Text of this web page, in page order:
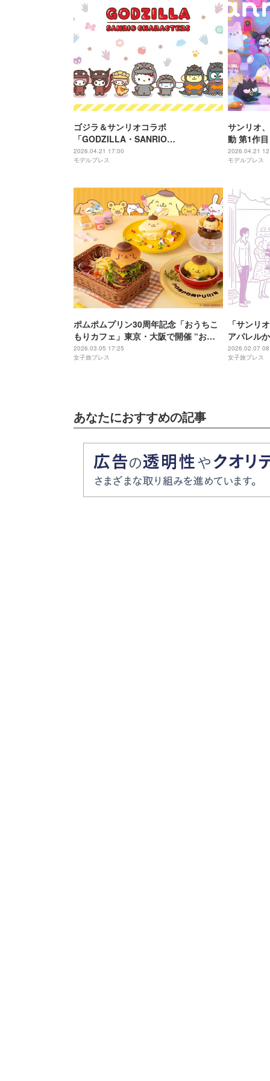
ゴジラ＆サンリオコラボ
「GODZILLA・SANRIO
CHARACTERS」2026年サンリオキャ
ラクター大賞パートナー部門にエント
2026.04.21 17:00
モデルプレス
サンリオ
動 第1作
ド」2026
2026.04.21
モデルプレス
ポムポムプリン30周年記念「おうちこ
もりカフェ」東京・大阪で開催 “おし
り”カレーやにこにこパンケーキ
2026.03.05 17:25
女子旅プレス
「サンリ
アパレル
ブランド
2026.02.07
女子旅プレス
あなたにおすすめの記事